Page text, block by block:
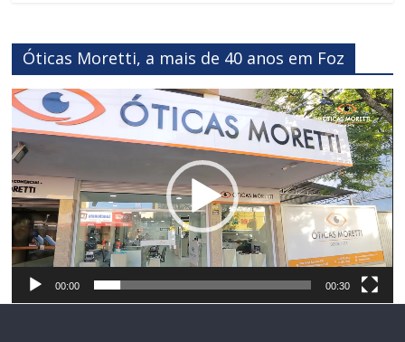
Óticas Moretti, a mais de 40 anos em Foz
Reprodutor
de
vídeo
00:00 00:30